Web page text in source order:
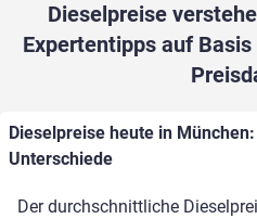
Dieselpreise
Expertentipps auf
Dieselpreise heute in
Unterschiede
Der durchschnittliche